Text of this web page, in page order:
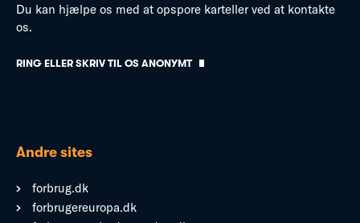
Du kan hjælpe os med at opspore karteller ved at kontakte
os.
RING ELLER SKRIV TIL OS ANONYMT
Andre sites
forbrug.dk
forbrugereuropa.dk